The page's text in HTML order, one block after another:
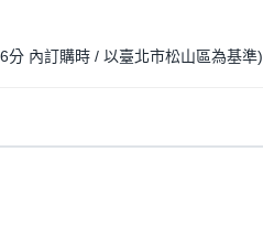
分 內訂購時 / 以臺北市松山區為基準)